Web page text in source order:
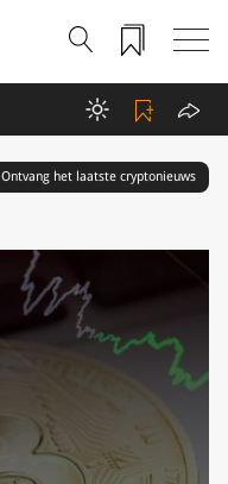
Ontvang het laatste cryptonieuws